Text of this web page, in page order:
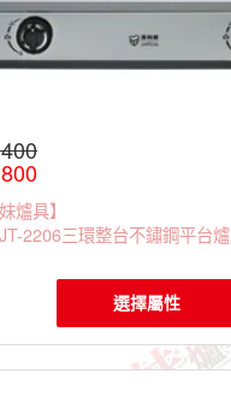
爐具】
2206三環整台不鏽鋼平台爐
選擇屬性